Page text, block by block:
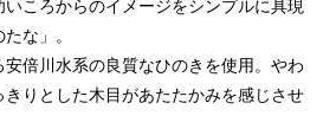
ころからのイメージをシンプルに具現
な」。
倍川水系の良質なひのきを使用。やわ
きりとした木目があたたかみを感じさせ